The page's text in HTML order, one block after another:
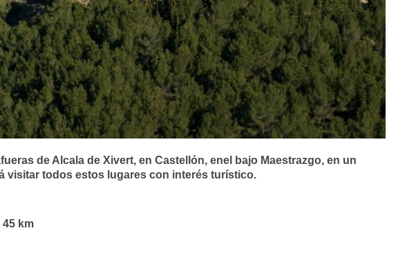
de Alcala de Xivert, en Castellón, enel bajo Maestrazgo, en un
visitar todos estos lugares con interés turístico.
km